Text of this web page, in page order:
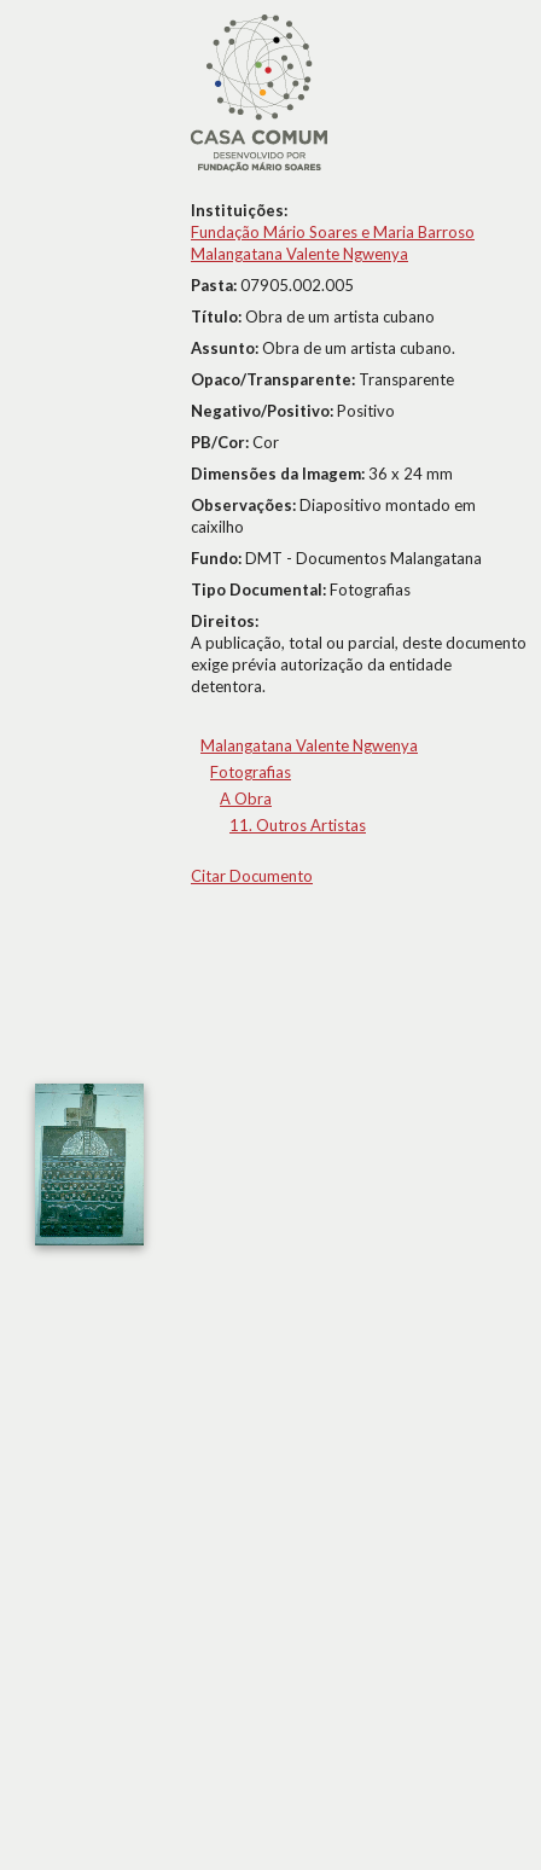
Instituições:
Fundação Mário Soares e Maria Barroso
Malangatana Valente Ngwenya
Pasta:07905.002.005
Título:Obra de um artista cubano
Assunto:Obra de um artista cubano.
Opaco/Transparente: Transparente
Negativo/Positivo:Positivo
PB/Cor:Cor
Dimensões da Imagem:36 x 24 mm
Observações:Diapositivo montado em
caixilho
Fundo:DMT - Documentos Malangatana
Tipo Documental:Fotografias
Direitos:
A publicação, total ou parcial, deste documento
exige prévia autorização da entidade
detentora.
Malangatana Valente Ngwenya
Fotografias
A Obra
11. Outros Artistas
Citar Documento